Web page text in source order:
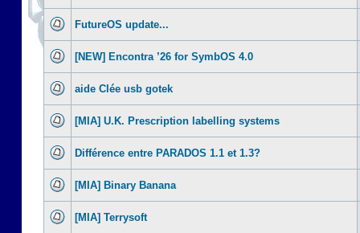
FutureOS update...
[NEW] Encontra ’26 for SymbOS 4.0
aide Clée usb gotek
[MIA] U.K. Prescription labelling systems
Différence entre PARADOS 1.1 et 1.3?
[MIA] Binary Banana
[MIA] Terrysoft